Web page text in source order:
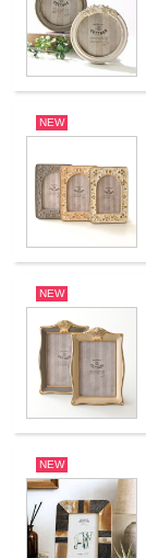
NEW
NEW
NEW